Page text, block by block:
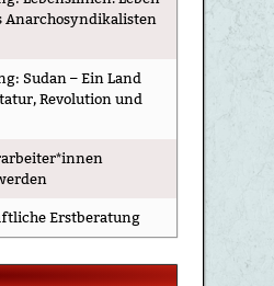
Anarchosyndikalisten
Sudan – Ein Land
Revolution und
Erstberatung